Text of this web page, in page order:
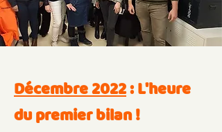
Décembre 2022: L'heure
du premier bilan !